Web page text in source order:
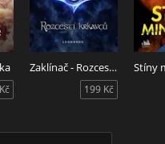
Zaklínač - Rozcestí krkavců
199 Kč
Stíny